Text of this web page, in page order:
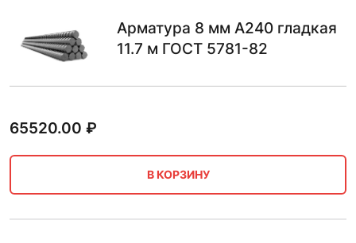
Арматура 8 мм А240 гладкая
11.7 м ГОСТ 5781-82
65520.00 ₽
В КОРЗИНУ